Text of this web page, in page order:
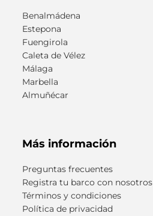
Benalmádena
Estepona
Fuengirola
Caleta de Vélez
Málaga
Marbella
Almuñécar
Más información
Preguntas frecuentes
Registra tu barco con nosotros
Términos y condiciones
Política de privacidad